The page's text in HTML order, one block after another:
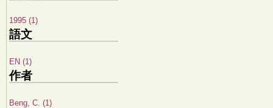
1995 (1)
語文
EN (1)
作者
Beng, C. (1)